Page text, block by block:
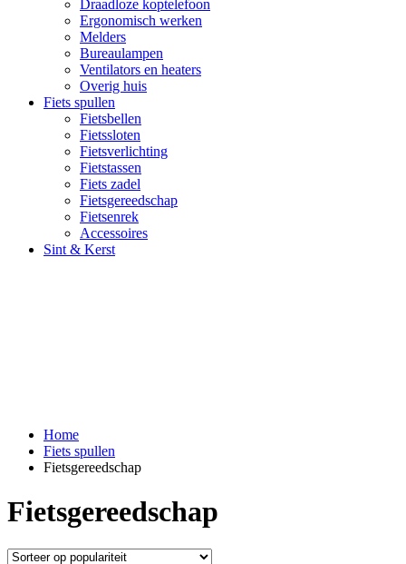
Draadloze koptelefoon
Ergonomisch werken
Melders
Bureaulampen
Ventilators en heaters
Overig huis
Fiets spullen
Fietsbellen
Fietssloten
Fietsverlichting
Fietstassen
Fiets zadel
Fietsgereedschap
Fietsenrek
Accessoires
Sint & Kerst
Home
Fiets spullen
Fietsgereedschap
Fietsgereedschap